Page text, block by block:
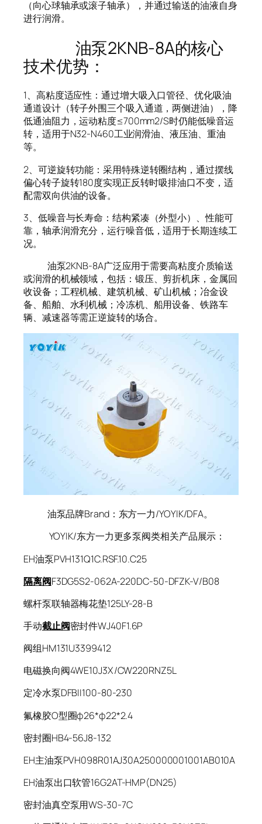
（向心球轴承或滚子轴承），并通过输送的油液自身
进行润滑。
油泵2KNB-8A的核心
技术优势：
1、高粘度适应性：通过增大吸入口管径、优化吸油
通道设计（转子外围三个吸入通道，两侧进油），降
低通油阻力，运动粘度≤700mm2/S时仍能低噪音运
转，适用于N32-N460工业润滑油、液压油、重油
等。
2、可逆旋转功能：采用特殊逆转圈结构，通过摆线
偏心转子旋转180度实现正反转时吸排油口不变，适
配需双向供油的设备。
3、低噪音与长寿命：结构紧凑（外型小）、性能可
靠，轴承润滑充分，运行噪音低，适用于长期连续工
况。
油泵2KNB-8A广泛应用于需要高粘度介质输送
或润滑的机械领域，包括：锻压、剪折机床，金属回
收设备；工程机械、建筑机械、矿山机械；冶金设
备、船舶、水利机械；冷冻机、船用设备、铁路车
辆、减速器等需正逆旋转的场合。
油泵品牌Brand：东方一力/YOYIK/DFA。
YOYIK/东方一力更多泵阀类相关产品展示：
EH油泵PVH131Q1C.RSF.10.C25
隔离阀F3DG5S2-062A-220DC-50-DFZK-V/B08
螺杆泵联轴器梅花垫125LY-28-B
手动截止阀密封件WJ40F1.6P
阀组HM131U3399412
电磁换向阀4WE10J3X/CW220RNZ5L
定冷水泵DFBII100-80-230
氟橡胶O型圈φ26*φ22*2.4
密封圈HB4-56J8-132
EH主油泵PVH098R01AJ30A250000001001AB010A
EH油泵出口软管16G2AT-HMP(DN25)
密封油真空泵用WS-30-7C